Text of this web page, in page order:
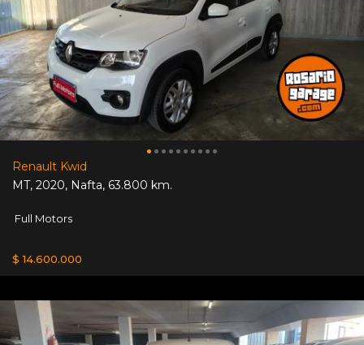
Renault Kwid
MT, 2020, Nafta, 63.800 km.
Full Motors
$ 14.600.000